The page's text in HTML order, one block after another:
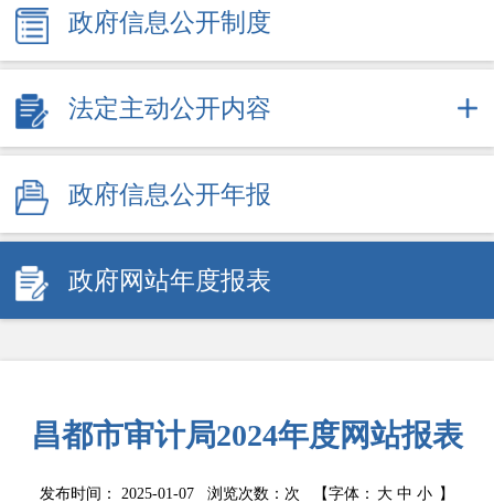
政府信息公开制度
法定主动公开内容
政府信息公开年报
政府网站年度报表
昌都市审计局2024年度网站报表
发布时间： 2025-01-07 浏览次数： 次 【字体： 大 中 小 】